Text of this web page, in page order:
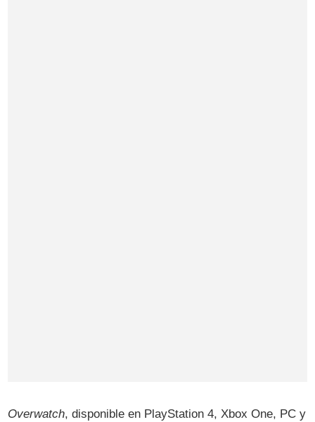
Overwatch, disponible en PlayStation 4, Xbox One, PC y